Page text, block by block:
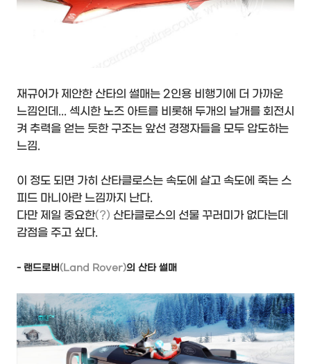
재규어가 제안한 산타의 썰매는 2인용 비행기에 더 가까운
느낌인데... 섹시한 노즈 아트를 비롯해 두개의 날개를 회전시
켜 추력을 얻는 듯한 구조는 앞선 경쟁자들을 모두 압도하는
느낌.
이 정도 되면 가히 산타클로스는 속도에 살고 속도에 죽는 스
피드 마니아란 느낌까지 난다.
다만 제일 중요한(?) 산타클로스의 선물 꾸러미가 없다는데
감점을 주고 싶다.
- 랜드로버(Land Rover)의 산타 썰매